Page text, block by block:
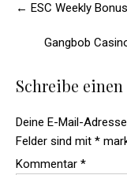
navigation
← ESC Weekly
Gangbob
Schreibe
Deine E-Mail-
Felder sind mit *
Kommentar *